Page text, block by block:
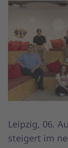
Leipzig, 06.
steigert im